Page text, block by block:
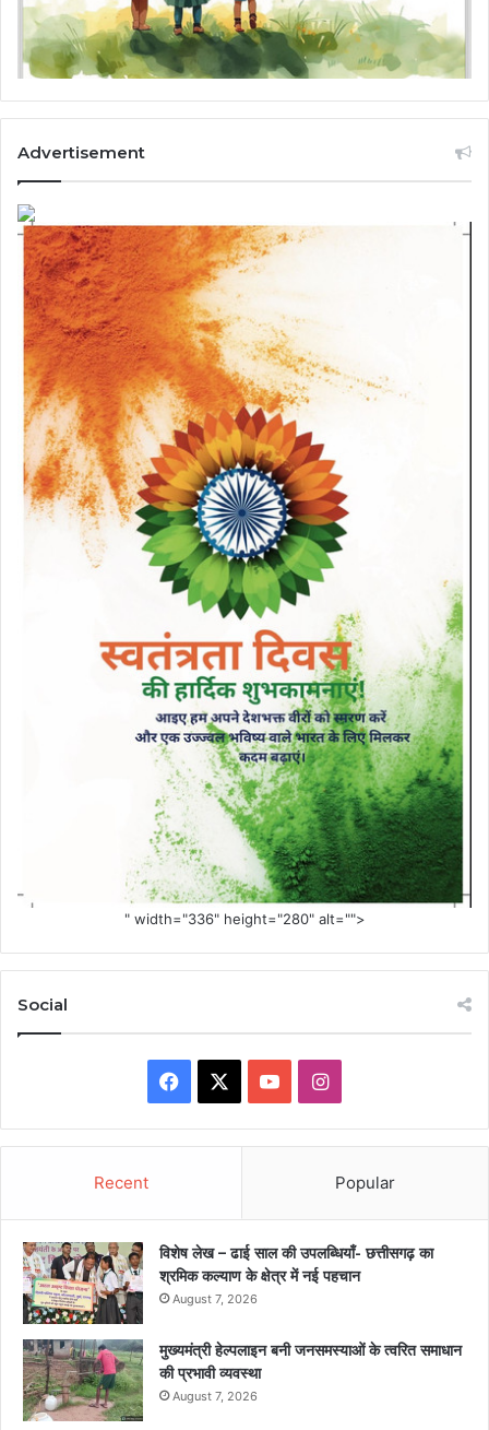
Advertisement
" width="336" height="280" alt="">
Social
Facebook YouTubeInstagram
Recent Popular
विशेष लेख – ढाई साल की उपलब्धियाँ- छत्तीसगढ़ का
श्रमिक कल्याण के क्षेत्र में नई पहचान
August 7, 2026
मुख्यमंत्री हेल्पलाइन बनी जनसमस्याओं के त्वरित समाधान
की प्रभावी व्यवस्था
August 7, 2026